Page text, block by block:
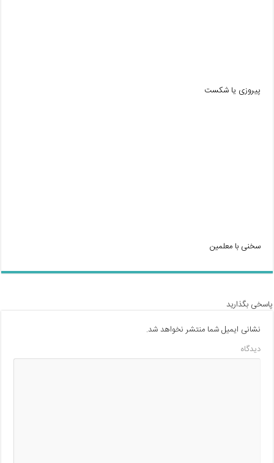
پیروزی یا شکست
سخنی با معلمین
پاسخی بگذارید
نشانی ایمیل شما منتشر نخواهد شد.
دیدگاه